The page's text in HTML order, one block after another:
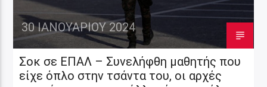
30 ΙΑΝΟΥΑΡΊΟΥ 2024
Σοκ σε ΕΠΑΛ – Συνελήφθη μαθητής που
είχε όπλο στην τσάντα του, οι αρχές